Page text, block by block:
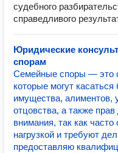
судебного
справедливого
Юридические
спорам
Семейные споры — это
которые могут
имущества, алиментов,
отцовства, а также
внимания, так как
нагрузкой и требуют
предоставляю